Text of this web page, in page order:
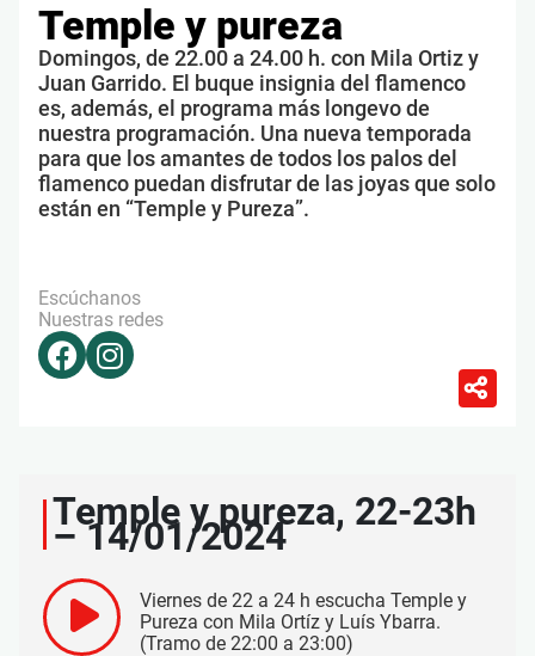
Temple y pureza
Domingos, de 22.00 a 24.00 h. con Mila Ortiz y
Juan Garrido. El buque insignia del flamenco
es, además, el programa más longevo de
nuestra programación. Una nueva temporada
para que los amantes de todos los palos del
flamenco puedan disfrutar de las joyas que solo
están en “Temple y Pureza”.
Escúchanos
Nuestras redes
Temple y pureza, 22-23h
– 14/01/2024
Viernes de 22 a 24 h escucha Temple y
Pureza con Mila Ortíz y Luís Ybarra.
(Tramo de 22:00 a 23:00)